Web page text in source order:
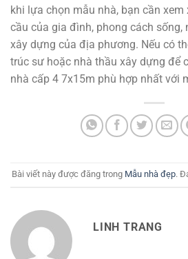
khi lựa chọn mẫu nhà, bạn cần
cầu của gia đình, phong cách sống,
xây dựng của địa phương. Nếu có
trúc sư hoặc nhà thầu xây dựng để
nhà cấp 4 7x15m phù hợp nhất với
Bài viết này được đăng trong Mẫu nhà đẹp.
LINH TRANG